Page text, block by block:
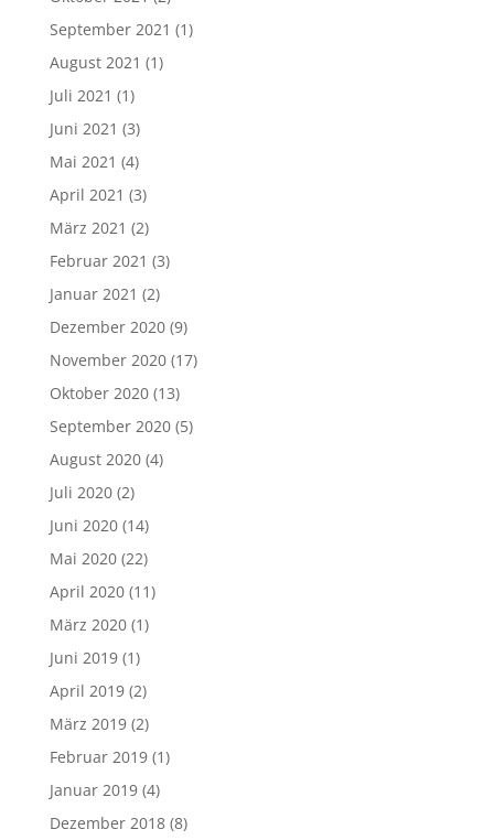
September 2021 (1)
August 2021 (1)
Juli 2021 (1)
Juni 2021 (3)
Mai 2021 (4)
April 2021 (3)
März 2021 (2)
Februar 2021 (3)
Januar 2021 (2)
Dezember 2020(9)
November 2020(17)
Oktober 2020(13)
September 2020(5)
August 2020(4)
Juli 2020(2)
Juni 2020(14)
Mai 2020(22)
April 2020(11)
März 2020(1)
Juni 2019(1)
April 2019(2)
März 2019(2)
Februar 2019(1)
Januar 2019(4)
Dezember 2018(8)